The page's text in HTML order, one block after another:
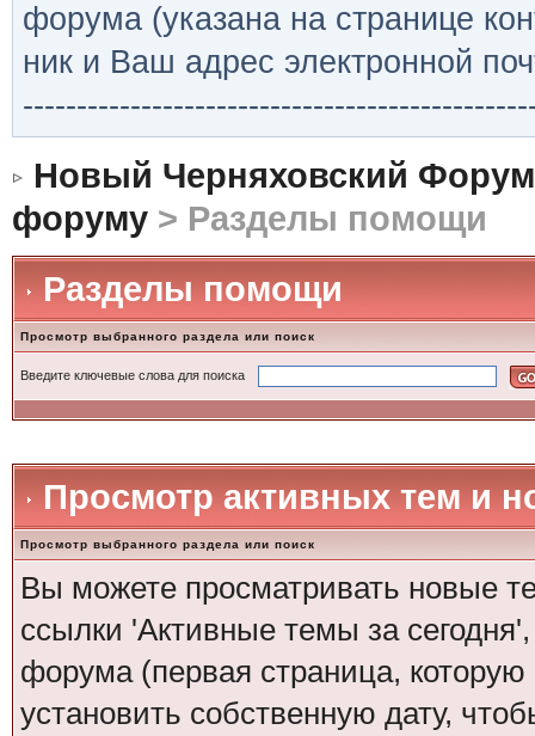
форума (указана на странице
ник и Ваш адрес электронной
Новый Черняховский Форум
форуму> Разделы помощи
Разделы помощи
Просмотр выбранного раздела или поиск
Введите ключевые слова для поиска
Просмотр активных тем и
Просмотр выбранного раздела или поиск
Вы можете просматривать новые
ссылки 'Активные темы за
форума (первая страница,
установить собственную дату,